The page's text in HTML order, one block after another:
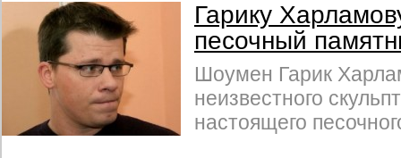
Гарику
песочный
Шоумен Гарик
неизвестного
настоящего